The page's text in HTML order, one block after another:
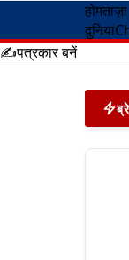
होम
दुनिया
✍️पत्रकार बनें